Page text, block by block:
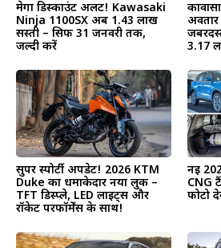
मेगा डिस्काउंट अलर्ट! Kawasaki
Ninja 1100SX अब ₹1.43 लाख
सस्ती – सिर्फ 31 जनवरी तक,
जल्दी करें
अवतार
₹3.17
सुपर स्पोर्टी अपडेट! 2026 KTM
Duke का धमाकेदार नया लुक –
TFT डिस्प्ले, LED लाइट्स और
रॉकेट परफॉर्मेंस के साथ!
नई
CNG
फोटो